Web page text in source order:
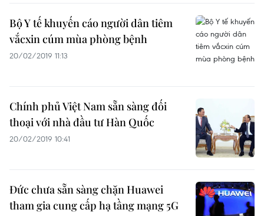
Bộ Y tế khuyến cáo người dân tiêm
vắcxin cúm mùa phòng bệnh
20/02/2019 11:13
Chính phủ Việt Nam sẵn sàng đối
thoại với nhà đầu tư Hàn Quốc
20/02/2019 10:41
Đức chưa sẵn sàng chặn Huawei
tham gia cung cấp hạ tầng mạng 5G